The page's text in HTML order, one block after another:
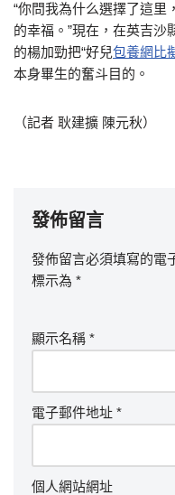
“你問我為什么選擇了這里
的幸福。”現在，在英吉
的楊加勁把“好兒包養網比
本身畢生的奮斗目的。
（記者 耿建擴 陳元秋）
發佈留言
發佈留言必須填寫的電
標示為 *
顯示名稱 *
電子郵件地址 *
個人網站網址